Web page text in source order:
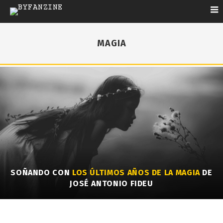
MAGIA
SOÑANDO CON LOS ÚLTIMOS AÑOS DE LA MAGIADE
JOSÉ ANTONIO FIDEU